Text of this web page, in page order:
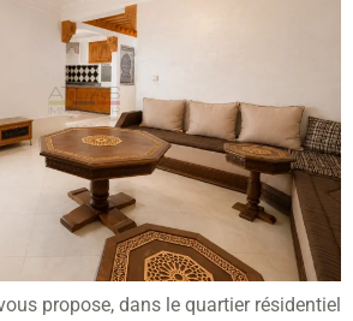
propose, dans le quartier résidentiel